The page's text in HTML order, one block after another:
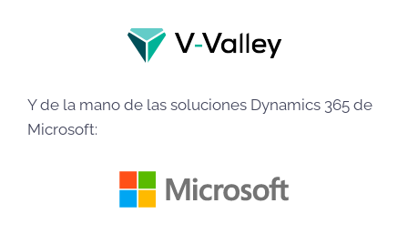
Y de la mano de las soluciones Dynamics 365 de
Microsoft: